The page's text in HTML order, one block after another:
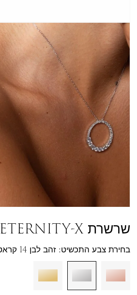
שרשרת ETERNITY-X
בחירת צבע התכשיט: זהב לבן 14 קראט